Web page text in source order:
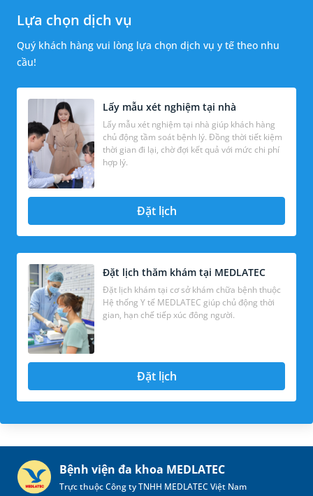
Lựa chọn dịch vụ
Quý khách hàng vui lòng lựa chọn dịch vụ y tế theo nhu
cầu!
Lấy mẫu xét nghiệm tại nhà
Lấy mẫu xét nghiệm tại nhà giúp khách hàng
chủ động tầm soát bệnh lý. Đồng thời tiết kiệm
thời gian đi lại, chờ đợi kết quả với mức chi phí
hợp lý.
Đặt lịch
Đặt lịch thăm khám tại MEDLATEC
Đặt lịch khám tại cơ sở khám chữa bệnh thuộc
Hệ thống Y tế MEDLATEC giúp chủ động thời
gian, hạn chế tiếp xúc đông người.
Đặt lịch
Bệnh viện đa khoa MEDLATEC
Trực thuộc Công ty TNHH MEDLATEC Việt Nam